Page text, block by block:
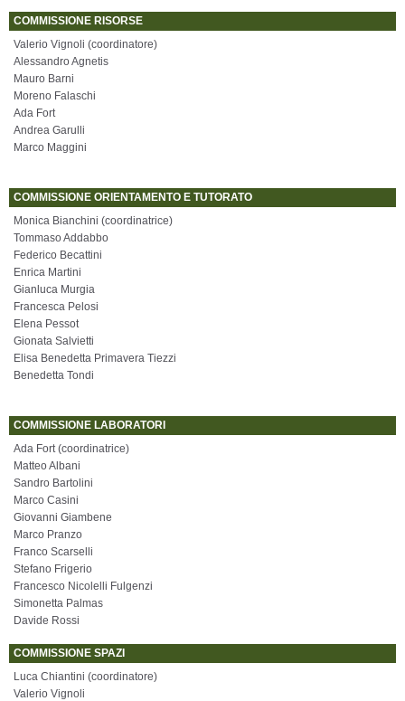
COMMISSIONE RISORSE
Valerio Vignoli (coordinatore)
Alessandro Agnetis
Mauro Barni
Moreno Falaschi
Ada Fort
Andrea Garulli
Marco Maggini
COMMISSIONE ORIENTAMENTO E TUTORATO
Monica Bianchini (coordinatrice)
Tommaso Addabbo
Federico Becattini
Enrica Martini
Gianluca Murgia
Francesca Pelosi
Elena Pessot
Gionata Salvietti
Elisa Benedetta Primavera Tiezzi
Benedetta Tondi
COMMISSIONE LABORATORI
Ada Fort (coordinatrice)
Matteo Albani
Sandro Bartolini
Marco Casini
Giovanni Giambene
Marco Pranzo
Franco Scarselli
Stefano Frigerio
Francesco Nicolelli Fulgenzi
Simonetta Palmas
Davide Rossi
COMMISSIONE SPAZI
Luca Chiantini (coordinatore)
Valerio Vignoli